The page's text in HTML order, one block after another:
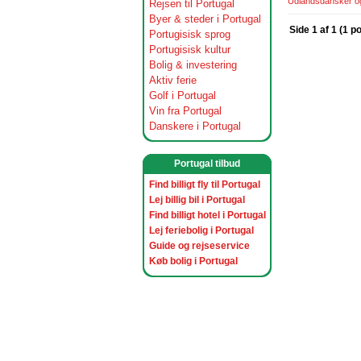
Rejsen til Portugal
Byer & steder i Portugal
Portugisisk sprog
Portugisisk kultur
Bolig & investering
Aktiv ferie
Golf i Portugal
Vin fra Portugal
Danskere i Portugal
Portugal tilbud
Find billigt fly til Portugal
Lej billig bil i Portugal
Find billigt hotel i Portugal
Lej feriebolig i Portugal
Guide og rejseservice
Køb bolig i Portugal
Side 1 af 1 (1